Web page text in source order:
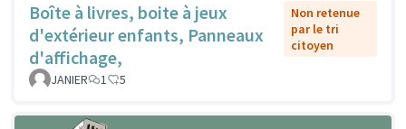
Boîte à livres, boite à jeux
d'extérieur enfants, Panneaux
d'affichage,
Non retenue
par le tri
citoyen
JANIER 1 5